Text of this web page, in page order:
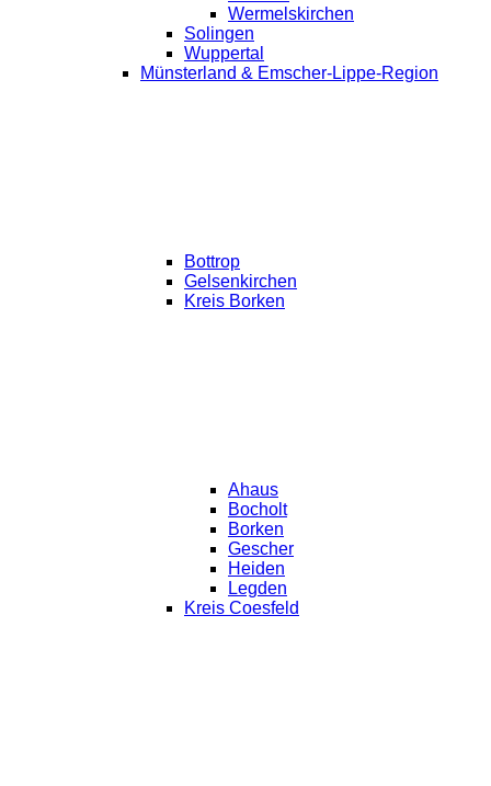
Wermelskirchen
Solingen
Wuppertal
Münsterland & Emscher-Lippe-Region
Bottrop
Gelsenkirchen
Kreis Borken
Ahaus
Bocholt
Borken
Gescher
Heiden
Legden
Kreis Coesfeld